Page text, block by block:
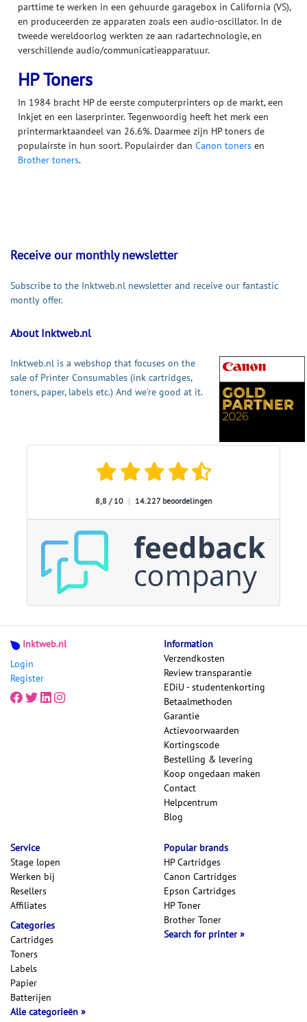
parttime te werken in een gehuurde garagebox in California (VS),
en produceerden ze apparaten zoals een audio-oscillator. In de
tweede wereldoorlog werkten ze aan radartechnologie, en
verschillende audio/communicatieapparatuur.
HP Toners
In 1984 bracht HP de eerste computerprinters op de markt, een
Inkjet en een laserprinter. Tegenwoordig heeft het merk een
printermarktaandeel van 26.6%. Daarmee zijn HP toners de
populairste in hun soort. Populairder dan Canon toners en
Brother toners.
Receive our monthly newsletter
Subscribe to the Inktweb.nl newsletter and receive our fantastic
montly offer.
About Inktweb.nl
Inktweb.nl is a webshop that focuses on the
sale of Printer Consumables (ink cartridges,
toners, paper, labels etc.) And we're good at it.
8,8 / 10 | 14.227 beoordelingen
Inktweb.nl
Login
Register
Information
Verzendkosten
Review transparantie
EDiU - studentenkorting
Betaalmethoden
Garantie
Actievoorwaarden
Kortingscode
Bestelling & levering
Koop ongedaan maken
Contact
Helpcentrum
Blog
Service
Stage lopen
Werken bij
Resellers
Affiliates
Categories
Cartridges
Toners
Labels
Papier
Batterijen
Alle categorieën
Popular brands
HP Cartridges
Canon Cartridges
Epson Cartridges
HP Toner
Brother Toner
Search for printer